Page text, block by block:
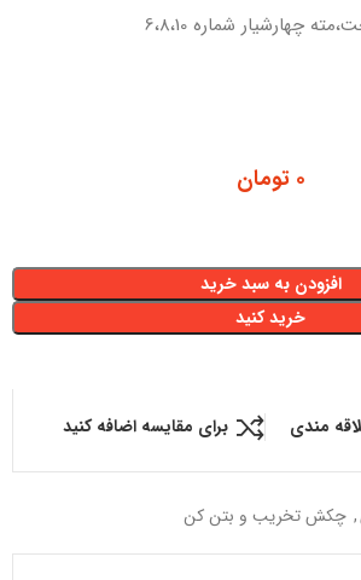
۰ تومان
افزودن به سبد خرید
خرید کنید
مندی برای مقایسه اضافه کنید
, چکش تخریب و بتن کن